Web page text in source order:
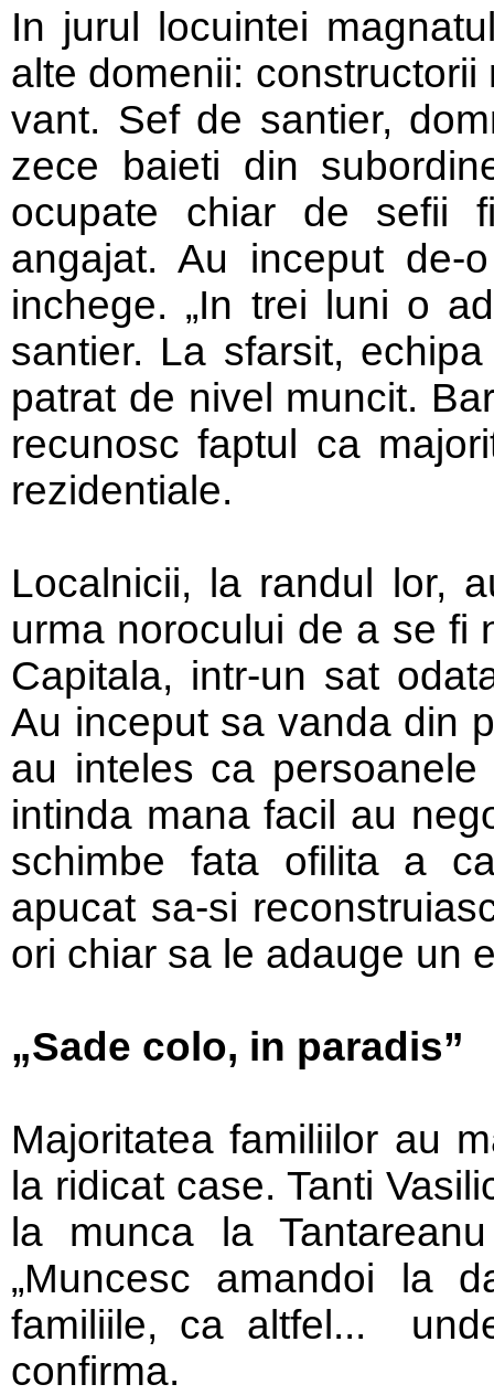
In jurul locuintei
alte domenii:
vant. Sef de santier,
zece baieti din
ocupate chiar de sefii
angajat. Au inceput
inchege. „In trei luni o
santier. La sfarsit,
patrat de nivel muncit.
recunosc faptul ca
rezidentiale.
Localnicii, la randul lor,
urma norocului de a se fi
Capitala, intr-un sat
Au inceput sa vanda din
au inteles ca
intinda mana facil au
schimbe fata ofilita a
apucat sa-si
ori chiar sa le adauge un
„Sade colo, in paradis”
Majoritatea familiilor au
la ridicat case. Tanti
la munca la
„Muncesc amandoi la
familiile, ca altfel...
confirma.